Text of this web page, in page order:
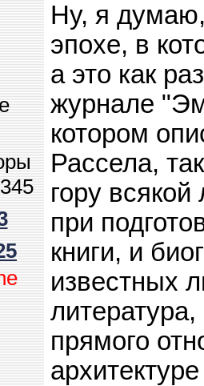
Ну, я
эпохе, в
а это как
журнале
котором
Рассела,
гору
при
книги, и
известных
прямого